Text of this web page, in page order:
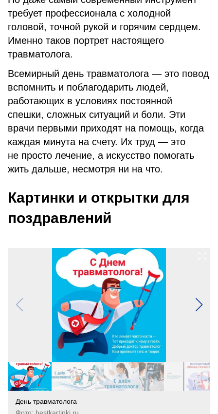
требует профессионала с холодной
головой, точной рукой и горячим сердцем.
Именно таков портрет настоящего
травматолога.
Всемирный день травматолога — это повод
вспомнить и поблагодарить людей,
работающих в условиях постоянной
спешки, сложных ситуаций и боли. Эти
врачи первыми приходят на помощь, когда
каждая минута на счету. Их труд — это
не просто лечение, а искусство помогать
жить дальше, несмотря ни на что.
Картинки и открытки для
поздравлений
День травматолога